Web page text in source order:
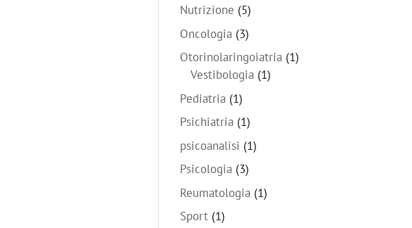
Nutrizione (5)
Oncologia (3)
Otorinolaringoiatria (1)
Vestibologia (1)
Pediatria (1)
Psichiatria (1)
psicoanalisi (1)
Psicologia (3)
Reumatologia (1)
Sport (1)